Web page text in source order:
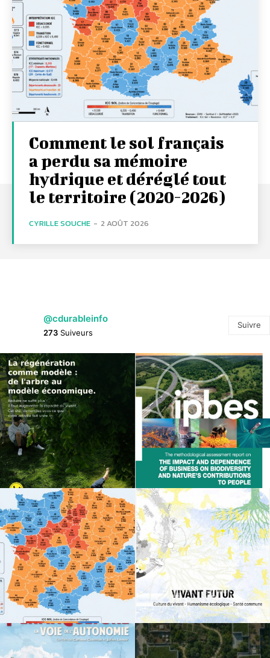
Comment le sol français
a perdu sa mémoire
hydrique et déréglé tout
le territoire (2020-2026)
CYRILLE SOUCHE - 2 AOÛT 2026
@cdurableinfo
273 Suiveurs
Suivre